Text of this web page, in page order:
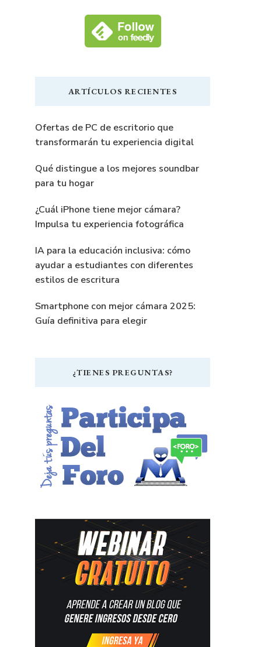
ARTÍCULOS RECIENTES
Ofertas de PC de escritorio que
transformarán tu experiencia digital
Qué distingue a los mejores soundbar
para tu hogar
¿Cuál iPhone tiene mejor cámara?
Impulsa tu experiencia fotográfica
IA para la educación inclusiva: cómo
ayudar a estudiantes con diferentes
estilos de escritura
Smartphone con mejor cámara 2025:
Guía definitiva para elegir
¿TIENES PREGUNTAS?